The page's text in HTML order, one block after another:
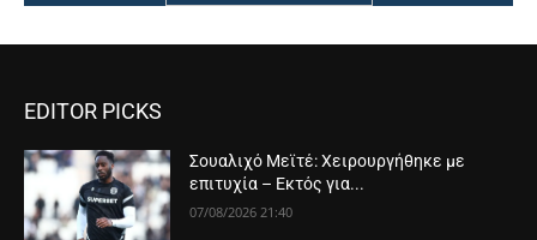
EDITOR PICKS
Σουαλιχό Μεϊτέ: Χειρουργήθηκε με
επιτυχία – Εκτός για...
07/08/2026 21:40